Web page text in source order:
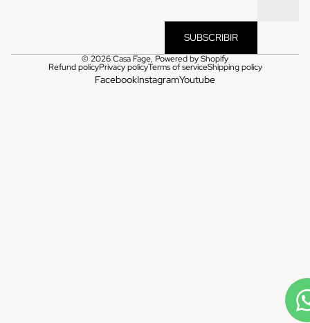
SUBSCRIBIR
© 2026Casa Fage, Powered by Shopify
Refund policyPrivacy policyTerms of serviceShipping policy
FacebookInstagramYoutube